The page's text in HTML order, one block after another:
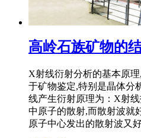
高岭石族矿物的
X射线衍射分析的基本原
于矿物鉴定,特别是晶体分
线产生衍射原理为：X射
中原子的散射,而散射波就
原子中心发出的散射波又